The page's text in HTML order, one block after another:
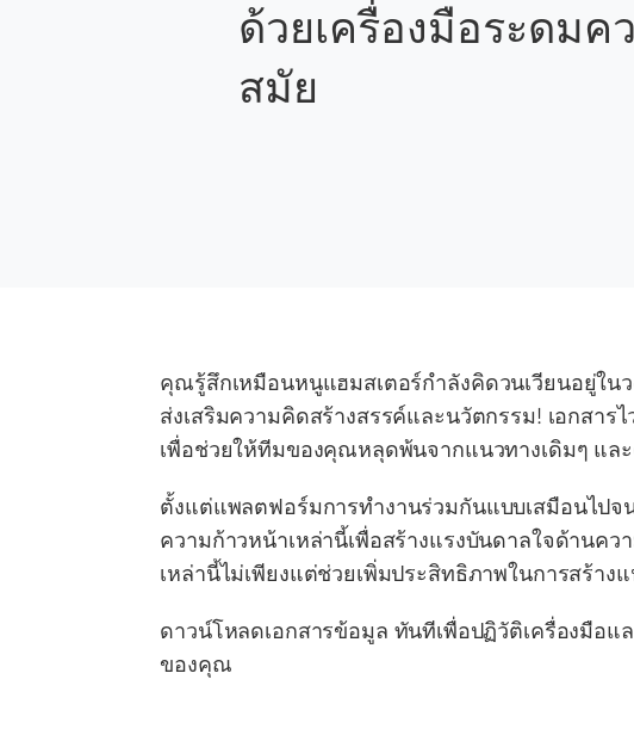
ด้วยเครื่องมือระดม
สมัย
คุณรู้สึกเหมือนหนูแฮมสเตอร์กำลังคิดวนเวียนอยู่ใน
ส่งเสริมความคิดสร้างสรรค์และนวัตกรรม! เอกสาร
เพื่อช่วยให้ทีมของคุณหลุดพ้นจากแนวทางเดิมๆ แล
ตั้งแต่แพลตฟอร์มการทำงานร่วมกันแบบเสมือนไปจ
ความก้าวหน้าเหล่านี้เพื่อสร้างแรงบันดาลใจด้านค
เหล่านี้ไม่เพียงแต่ช่วยเพิ่มประสิทธิภาพในการสร้า
ดาวน์โหลดเอกสารข้อมูล ทันทีเพื่อปฏิวัติเครื่องมือ
ของคุณ